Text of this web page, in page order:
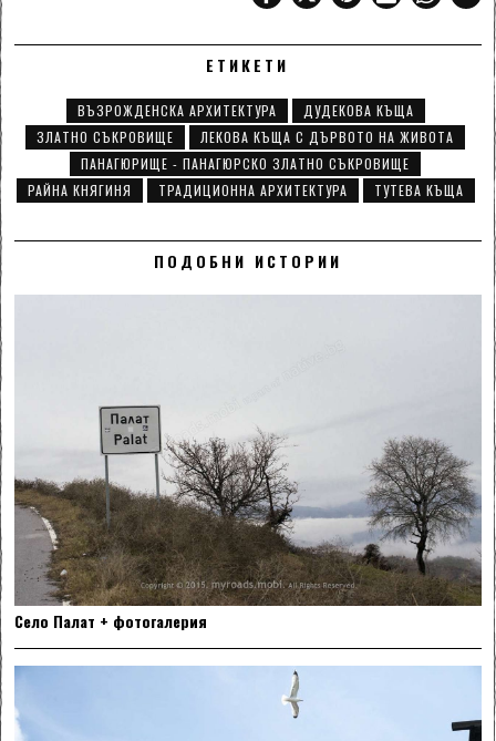
ЕТИКЕТИ
ВЪЗРОЖДЕНСКА АРХИТЕКТУРА
ДУДЕКОВА КЪЩА
ЗЛАТНО СЪКРОВИЩЕ
ЛЕКОВА КЪЩА С ДЪРВОТО НА ЖИВОТА
ПАНАГЮРИЩЕ - ПАНАГЮРСКО ЗЛАТНО СЪКРОВИЩЕ
РАЙНА КНЯГИНЯ
ТРАДИЦИОННА АРХИТЕКТУРА ТУТЕВА КЪЩА
ПОДОБНИ ИСТОРИИ
Село Палат + фотогалерия